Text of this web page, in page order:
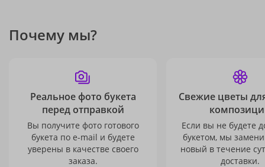
Почему мы?
Реальное фото букета
перед отправкой
Вы получите фото готового
букета по e-mail и будете
уверены в качестве своего
заказа.
Свежие цветы
Если вы не будете
букетом, мы
новый в течение
доставки.